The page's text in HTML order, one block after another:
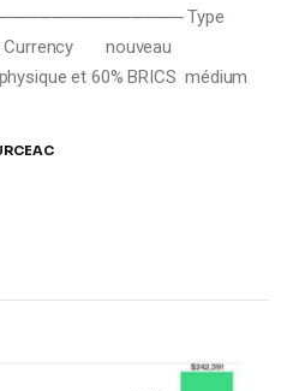
Type
nouveau
et 60% BRICS médium